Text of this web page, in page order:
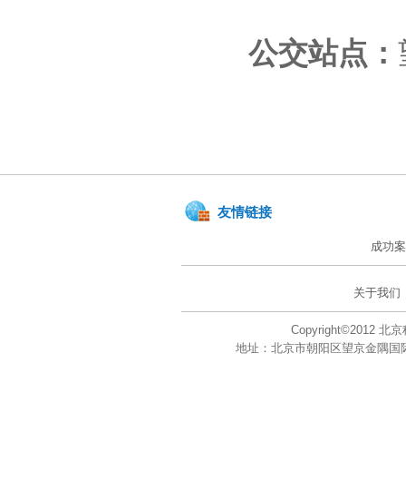
公交站点：
友情链接
成功
关于我们
Copyright©2012 北
地址：北京市朝阳区望京金隅国